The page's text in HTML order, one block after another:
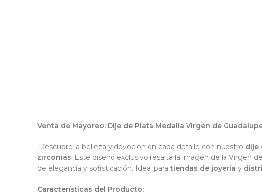
Venta de Mayoreo: Dije de Plata Medalla Virgen de
¡Descubre la belleza y devoción en cada detalle con nuestro dije
zirconias! Este diseño exclusivo resalta la imagen de la Virgen
de elegancia y sofisticación. Ideal paratiendas de joyería y
Características del Producto: